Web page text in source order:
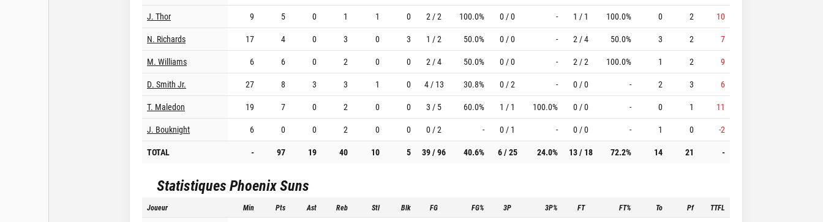
J. Thor
9 5 0 1 1 0 2 / 2 100.0% 0 / 0 - 1 / 1 100.0% 0 2
10
N. Richards
17 4 0 3 0 3 1 / 2 50.0% 0 / 0 - 2 / 4 50.0% 3 2
7
M. Williams
6 6 0 2 0 0 2 / 4 50.0% 0 / 0 - 2 / 2 100.0% 1 2
9
D. Smith Jr.
27 8 3 3 1 0 4 / 13 30.8% 0 / 2 - 0 / 0 - 2 3
6
T. Maledon
19 7 0 2 0 0 3 / 5 60.0% 1 / 1 100.0% 0 / 0 - 0 1
11
J. Bouknight
6 0 0 2 0 0 0 / 2 - 0 / 1 - 0 / 0 - 1 0
-2
TOTAL
- 97 19 40 10 5 39 / 96 40.6% 6 / 25 24.0% 13 / 18 72.2% 14 21 -
StatistiquesPhoenix Suns
Joueur Min Pts Ast Reb Stl Blk FG FG% 3P 3P% FT FT% To Pf TTFL